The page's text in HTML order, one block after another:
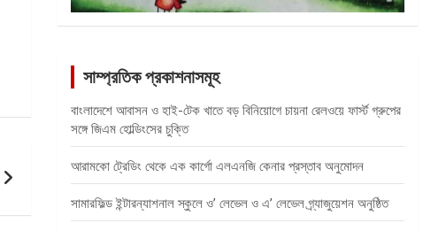
সাম্প্রতিক প্রকাশনাসমূহ
বাংলাদেশে আবাসন ও হাই-টেক খাতে বড় বিনিয়োগে চায়না রেলওয়ে ফার্স্ট গ্রুপের
সঙ্গে জিএম হোল্ডিংসের চুক্তি
আরামকো ট্রেডিং থেকে এক কার্গো এলএনজি কেনার প্রস্তাব অনুমোদন
সামারফিল্ড ইন্টারন্যাশনাল স্কুলে ও’ লেভেল ও এ’ লেভেল গ্র্যাজুয়েশন অনুষ্ঠিত